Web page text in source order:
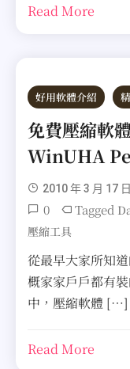
Read More
好用軟體介紹
免費壓縮軟
WinUHA
2010 年 3 月 17 日
0 Tagged
壓縮工具
從最早大家所知
概家家戶戶都有
中，壓縮軟體 […]
Read More